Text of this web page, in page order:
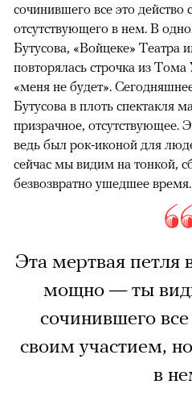
сочинившего все это действо
отсутствующего в нем. В
Бутусова, «Войцеке» Театра
повторялась строчка из
«меня не будет».
Бутусова в плоть спектакля
призрачное, отсутствующее.
ведь был рок-иконой для
сейчас мы видим на тонкой,
безвозвратно ушедшее время.
Эта мертвая петля
мощно — ты
сочинившего
своим участием,
в